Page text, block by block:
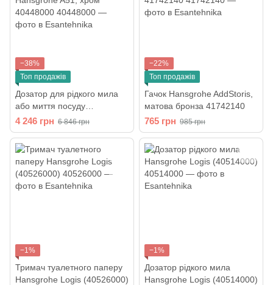
−38%
Топ продажів
Дозатор для рідкого мила
або миття посуду
Hansgrohe A51, хром
40448000
4 246 грн 6 846 грн
−22%
Топ продажів
Гачок Hansgrohe AddStoris,
матова бронза 41742140
765 грн 985 грн
−1%
Тримач туалетного паперу
Hansgrohe Logis (40526000)
−1%
Дозатор рідкого мила
Hansgrohe Logis (40514000)